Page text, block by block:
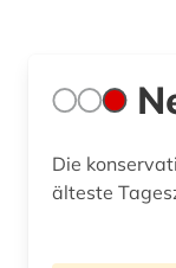
Die
älteste